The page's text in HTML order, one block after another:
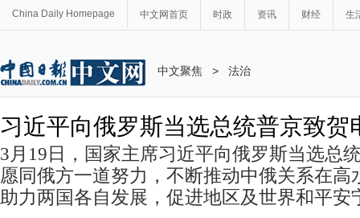
China Daily Homepage 中文网首页 时政 资讯 财经 生
中文聚焦 > 法治
习近平向俄罗斯当选总统普京致贺
3月19日，国家主席习近平向俄罗斯当选总
愿同俄方一道努力，不断推动中俄关系在高
助力两国各自发展，促进地区及世界和平安